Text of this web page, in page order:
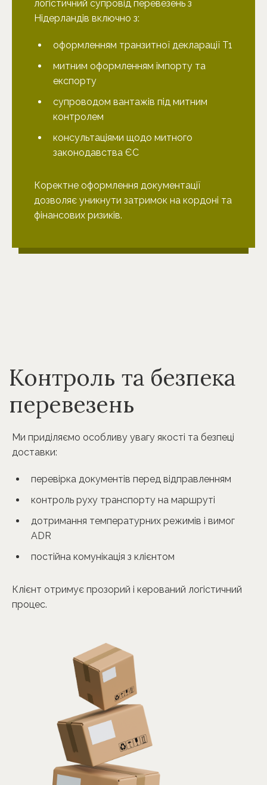
логістичний супровід перевезень з
Нідерландів включно з:
оформленням транзитної декларації T1
митним оформленням імпорту та
експорту
супроводом вантажів під митним
контролем
консультаціями щодо митного
законодавства ЄС
Коректне оформлення документації
дозволяє уникнути затримок на кордоні та
фінансових ризиків.
Контроль та безпека
перевезень
Ми приділяємо особливу увагу якості та безпеці
доставки:
перевірка документів перед відправленням
контроль руху транспорту на маршруті
дотримання температурних режимів і вимог
ADR
постійна комунікація з клієнтом
Клієнт отримує прозорий і керований логістичний
процес.